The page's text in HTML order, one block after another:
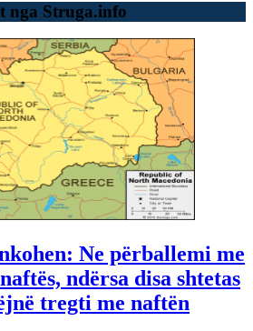
nga Struga.info
Ne përballemi me
ndërsa disa shtetas
tregti me naftën